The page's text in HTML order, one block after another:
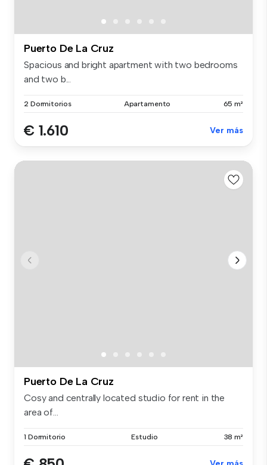
Puerto De La Cruz
Spacious and bright apartment with two bedrooms
and two b...
2 Dormitorios Apartamento 65 m²
€ 1.610 Ver más
Puerto De La Cruz
Cosy and centrally located studio for rent in the
area of...
1 Dormitorio Estudio 38 m²